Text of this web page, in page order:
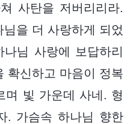
사탄을 저버리리라.
을 더 사랑하게 되었
님 사랑에 보답하리
확신하고 마음이 정복
며 빛 가운데 사네. 형
. 가슴속 하나님 향한